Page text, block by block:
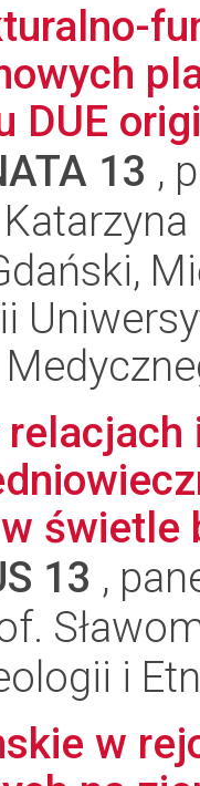
DUE
13 ,
świetle
13 ,
i
w